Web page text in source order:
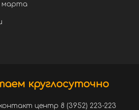
марта
круглосуточно
центр 8 (3952) 223-223